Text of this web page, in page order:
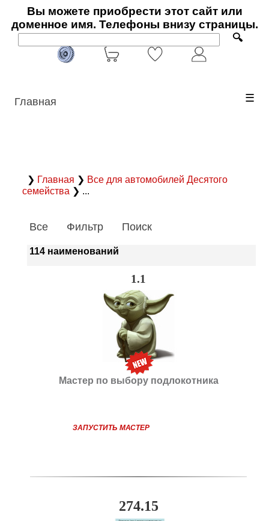
Вы можете приобрести этот сайт или
доменное имя. Телефоны внизу страницы.
🔍
Главная ☰
❯ Главная ❯ Все для автомобилей Десятого
семейства ❯ ...
Все Фильтр Поиск
114 наименований
1.1
Мастер по выбору подлокотника
ЗАПУСТИТЬ МАСТЕР
274.15